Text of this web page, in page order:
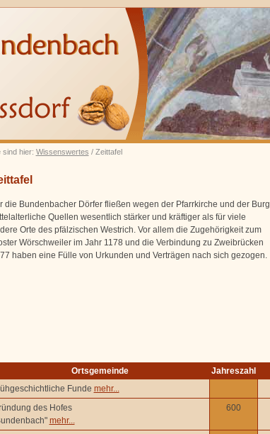
sind hier: Wissenswertes / Zeittafel
die Bundenbacher Dörfer fließen wegen der Pfarrkirche und der Burg
Quellen wesentlich stärker und kräftiger als für viele
Orte des pfälzischen Westrich. Vor allem die Zugehörigkeit zum
Wörschweiler im Jahr 1178 und die Verbindung zu Zweibrücken
haben eine Fülle von Urkunden und Verträgen nach sich gezogen.
Ortsgemeinde Jahreszahl
Funde mehr...
des Hofes
mehr...
600